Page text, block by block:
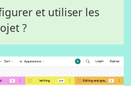
et utiliser les
?